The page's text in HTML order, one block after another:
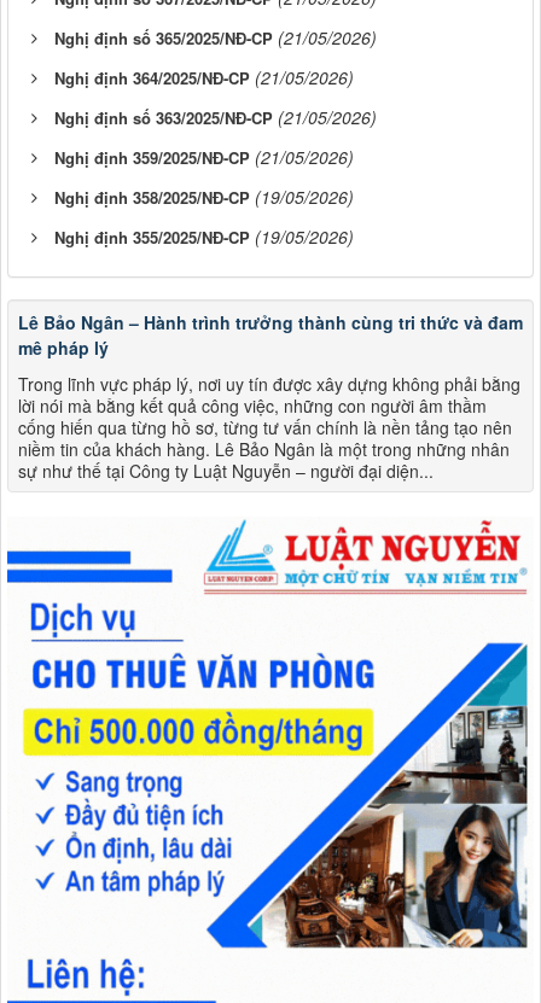
Nghị định số 365/2025/NĐ-CP (21/05/2026)
Nghị định 364/2025/NĐ-CP (21/05/2026)
Nghị định số 363/2025/NĐ-CP (21/05/2026)
Nghị định 359/2025/NĐ-CP (21/05/2026)
Nghị định 358/2025/NĐ-CP (19/05/2026)
Nghị định 355/2025/NĐ-CP (19/05/2026)
Lê Bảo Ngân – Hành trình trưởng thành cùng tri thức và đam
mê pháp lý
Trong lĩnh vực pháp lý, nơi uy tín được xây dựng không phải bằng
lời nói mà bằng kết quả công việc, những con người âm thầm
cống hiến qua từng hồ sơ, từng tư vấn chính là nền tảng tạo nên
niềm tin của khách hàng. Lê Bảo Ngân là một trong những nhân
sự như thế tại Công ty Luật Nguyễn – người đại diện...